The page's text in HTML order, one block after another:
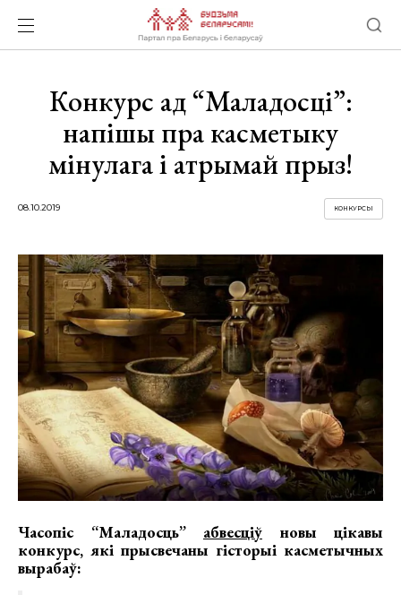
Конкурс ад “Маладосці”:
напішы пра касметыку
мінулага і атрымай прыз!
08.10.2019 КОНКУРСЫ
Часопіс “Маладосць” абвесціў новы цікавы
конкурс, які прысвечаны гісторыі касметычных
вырабаў: